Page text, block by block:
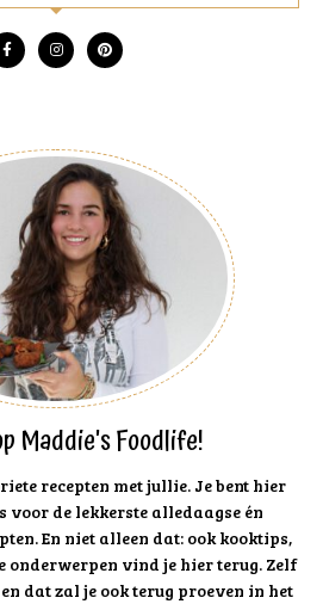
Maddie's Foodlife!
recepten met jullie. Je bent hier
voor de lekkerste alledaagse én
En niet alleen dat: ook kooktips,
onderwerpen vind je hier terug. Zelf
dat zal je ook terug proeven in het